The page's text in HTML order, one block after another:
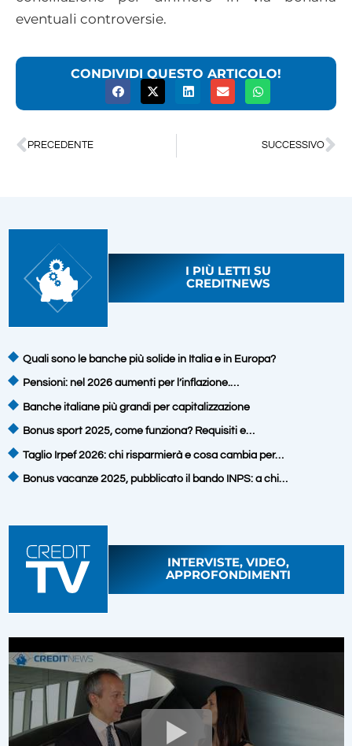
eventuali controversie.
CONDIVIDI QUESTO ARTICOLO!
PRECEDENTE SUCCESSIVO
I PIÙ LETTI SU
CREDITNEWS
Quali sono le banche più solide in Italia e in Europa?
Pensioni: nel 2026 aumenti per l’inflazione.…
Banche italiane più grandi per capitalizzazione
Bonus sport 2025, come funziona? Requisiti e…
Taglio Irpef 2026: chi risparmierà e cosa cambia per…
Bonus vacanze 2025, pubblicato il bando INPS: a chi…
INTERVISTE, VIDEO,
APPROFONDIMENTI